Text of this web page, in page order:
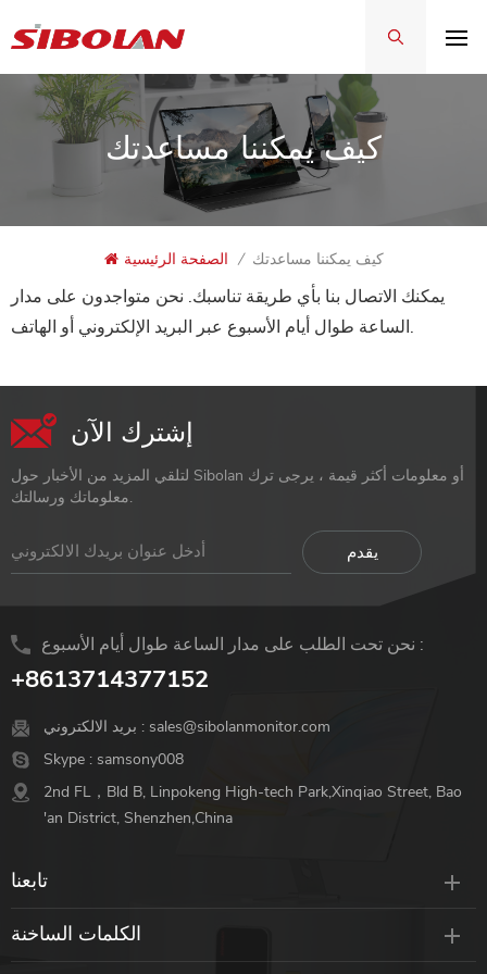
كيف يمكننا مساعدتك
الصفحة الرئيسية / كيف يمكننا مساعدتك
يمكنك الاتصال بنا بأي طريقة تناسبك. نحن متواجدون على مدار
الساعة طوال أيام الأسبوع عبر البريد الإلكتروني أو الهاتف.
إشترك الآن
لتلقي المزيد من الأخبار حول Sibolan أو معلومات أكثر قيمة ، يرجى ترك
معلوماتك ورسالتك.
نحن تحت الطلب على مدار الساعة طوال أيام الأسبوع :
+8613714377152
بريد الالكتروني : sales@sibolanmonitor.com
Skype : samsony008
2nd FL，Bld B, Linpokeng High-tech Park,Xinqiao Street, Bao
'an District, Shenzhen,China
تابعنا
الكلمات الساخنة